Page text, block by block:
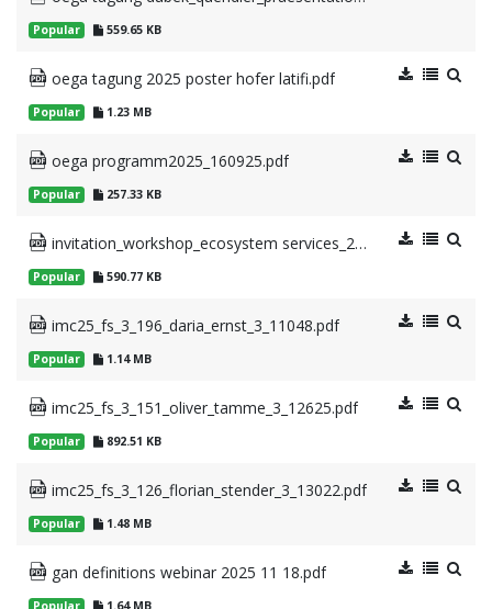
Popular 559.65 KB
oega tagung 2025 poster hofer latifi.pdf
Popular 1.23 MB
oega programm2025_160925.pdf
Popular 257.33 KB
invitation_workshop_ecosystem services_250627.pdf
Popular 590.77 KB
imc25_fs_3_196_daria_ernst_3_11048.pdf
Popular 1.14 MB
imc25_fs_3_151_oliver_tamme_3_12625.pdf
Popular 892.51 KB
imc25_fs_3_126_florian_stender_3_13022.pdf
Popular 1.48 MB
gan definitions webinar 2025 11 18.pdf